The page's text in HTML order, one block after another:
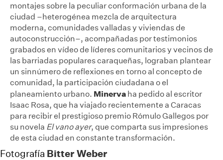
montajes sobre la peculiar conformación urbana de la
ciudad –heterogénea mezcla de arquitectura
moderna, comunidades valladas y viviendas de
autoconstrucción–, acompañadas por testimonios
grabados en vídeo de líderes comunitarios y vecinos de
las barriadas populares caraqueñas, lograban plantear
un sinnúmero de reflexiones en torno al concepto de
comunidad, la participación ciudadana o el
planeamiento urbano. Minerva ha pedido al escritor
Isaac Rosa, que ha viajado recientemente a Caracas
para recibir el prestigioso premio Rómulo Gallegos por
su novela El vano ayer, que comparta sus impresiones
de esta ciudad en constante transformación.
Fotografía Bitter Weber